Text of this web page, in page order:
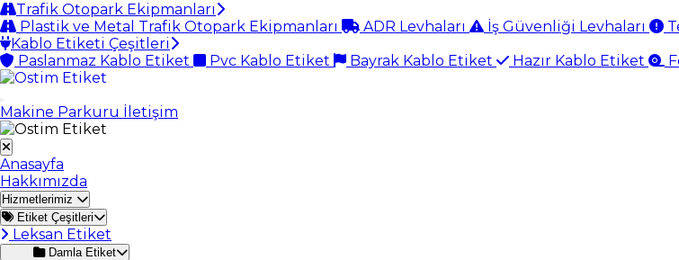
Trafik Otopark Ekipmanları
Plastik ve Metal Trafik Otopark Ekipmanları
ADR Levhaları İş Güvenliği Levhaları
Kablo Etiketi Çeşitleri
Paslanmaz Kablo Etiket
Pvc Kablo Etiket Bayrak Kablo Etiket Hazır Kablo Etiket
Makine Parkuru İletişim
Anasayfa
Hakkımızda
Hizmetlerimiz
Etiket Çeşitleri
Leksan Etiket
Damla Etiket